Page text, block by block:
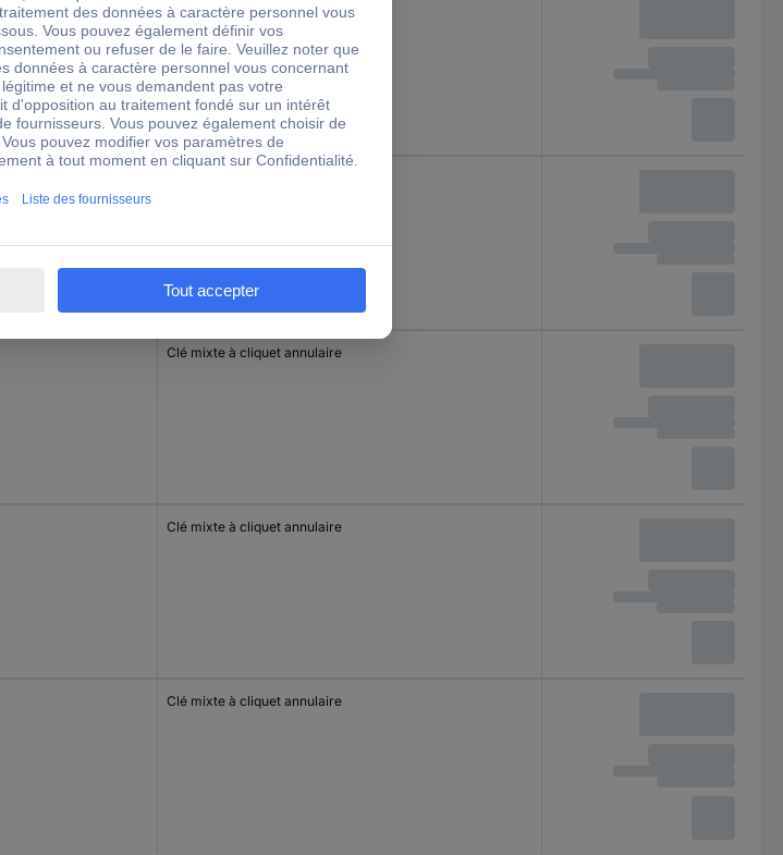
Clé mixte à cliquet annulaire
Clé mixte à cliquet annulaire
Clé mixte à cliquet annulaire
Clé mixte à cliquet annulaire